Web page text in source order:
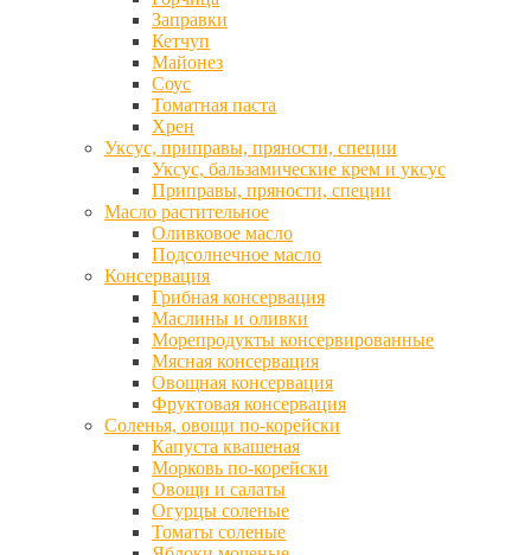
Заправки
Кетчуп
Майонез
Соус
Томатная паста
Хрен
Уксус, приправы, пряности, специи
Уксус, бальзамические крем и уксус
Приправы, пряности, специи
Масло растительное
Оливковое масло
Подсолнечное масло
Консервация
Грибная консервация
Маслины и оливки
Морепродукты консервированные
Мясная консервация
Овощная консервация
Фруктовая консервация
Соленья, овощи по-корейски
Капуста квашеная
Морковь по-корейски
Овощи и салаты
Огурцы соленые
Томаты соленые